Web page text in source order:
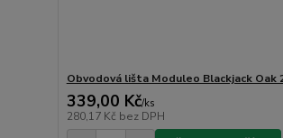
Obvodová lišta Moduleo Blackjack Oak
339,00 Kč/ks
280,17 Kč bez DPH